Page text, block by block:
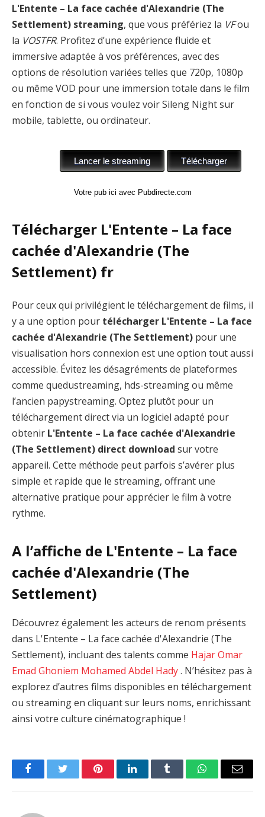
L'Entente – La face cachée d'Alexandrie (The
Settlement) streaming, que vous préfériez la VFou
la VOSTFR. Profitez d’une expérience fluide et
immersive adaptée à vos préférences, avec des
options de résolution variées telles que 720p, 1080p
ou même VOD pour une immersion totale dans le film
en fonction de si vous voulez voir Sileng Night sur
mobile, tablette, ou ordinateur.
Votre pub ici avec Pubdirecte.com
Télécharger L'Entente – La face
cachée d'Alexandrie (The
Settlement) fr
Pour ceux qui privilégient le téléchargement de films, il
y a une option pour télécharger L'Entente – La face
cachée d'Alexandrie (The Settlement) pour une
visualisation hors connexion est une option tout aussi
accessible. Évitez les désagréments de plateformes
comme quedustreaming, hds-streaming ou même
l’ancien papystreaming. Optez plutôt pour un
téléchargement direct via un logiciel adapté pour
obtenir L'Entente – La face cachée d'Alexandrie
(The Settlement) direct download sur votre
appareil. Cette méthode peut parfois s’avérer plus
simple et rapide que le streaming, offrant une
alternative pratique pour apprécier le film à votre
rythme.
A l’affiche de L'Entente – La face
cachée d'Alexandrie (The
Settlement)
Découvrez également les acteurs de renom présents
dans L'Entente – La face cachée d'Alexandrie (The
Settlement), incluant des talents comme Hajar Omar
Emad Ghoniem Mohamed Abdel Hady. N’hésitez pas à
explorez d’autres films disponibles en téléchargement
ou streaming en cliquant sur leurs noms, enrichissant
ainsi votre culture cinématographique !
FacebookTwitter PinterestLinkedInTumblr WhatsAppEmail